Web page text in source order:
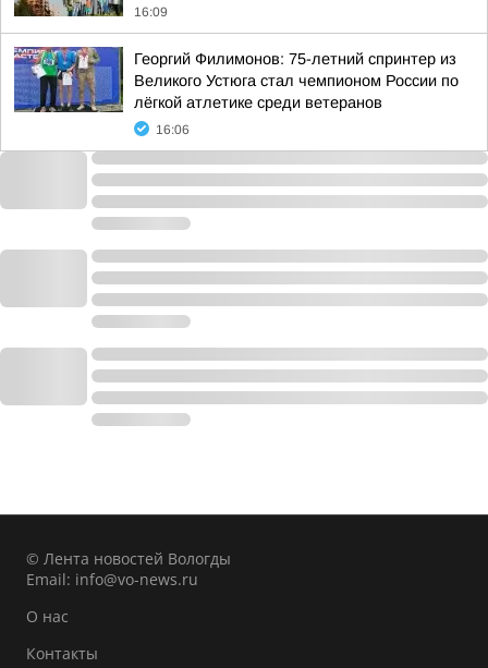
16:09
Георгий Филимонов: 75-летний спринтер из
Великого Устюга стал чемпионом России по
лёгкой атлетике среди ветеранов
16:06
© Лента новостей Вологды
Email: info@vo-news.ru
О нас
Контакты